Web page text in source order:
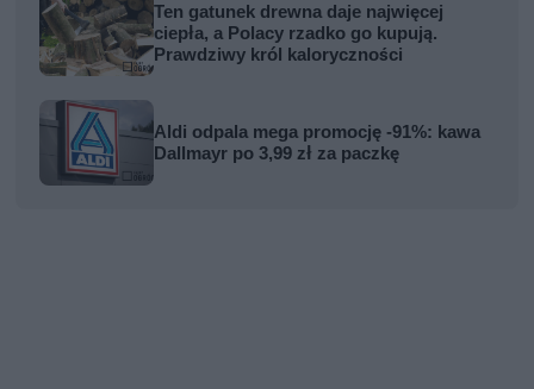
Ten gatunek drewna daje najwięcej
ciepła, a Polacy rzadko go kupują.
Prawdziwy król kaloryczności
Aldi odpala mega promocję -91%: kawa
Dallmayr po 3,99 zł za paczkę